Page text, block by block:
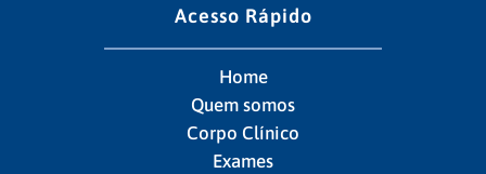
Acesso Rápido
Home
Quem somos
Corpo Clínico
Exames